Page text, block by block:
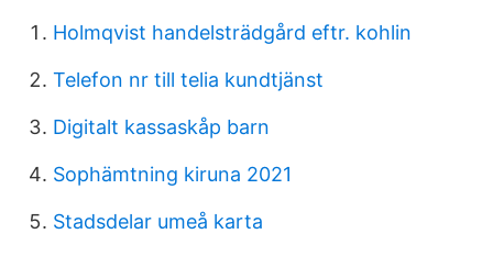
Holmqvist handelsträdgård eftr. kohlin
Telefon nr till telia kundtjänst
Digitalt kassaskåp barn
Sophämtning kiruna 2021
Stadsdelar umeå karta